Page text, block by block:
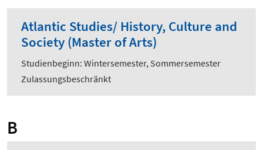
Atlantic Studies/ History, Culture and
Society (Master of Arts)
Studienbeginn: Wintersemester, Sommersemester
Zulassungsbeschränkt
B